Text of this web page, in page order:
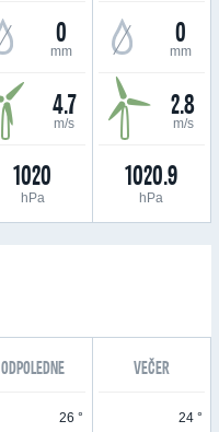
0
mm
4.7
m/s
1020
hPa
0
mm
2.8
m/s
1020.9
hPa
ODPOLEDNE VEČER
26 ° 24 °